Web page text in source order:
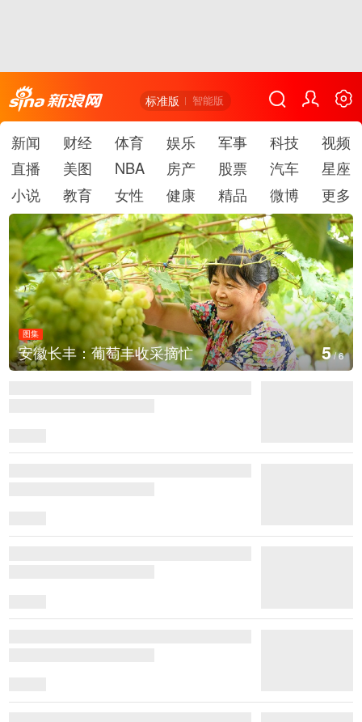
标准版 智能版
新闻 财经 体育 娱乐 军事 科技
视频
直播
美图 NBA 房产 股票 汽车
星座
小说
教育 女性 健康 精品 微博 更多
图集
安徽长丰：葡萄丰收采摘忙 5/6